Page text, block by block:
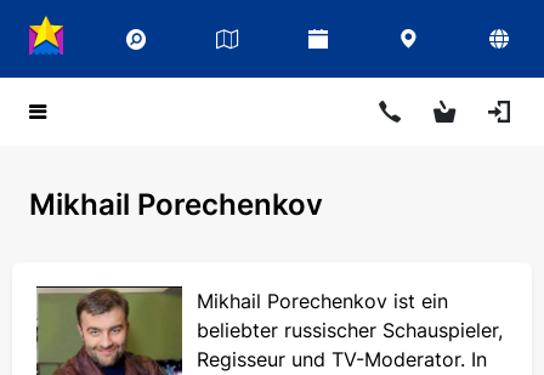
Mikhail Porechenkov
Mikhail Porechenkov ist ein
beliebter russischer Schauspieler,
Regisseur und TV-Moderator. In